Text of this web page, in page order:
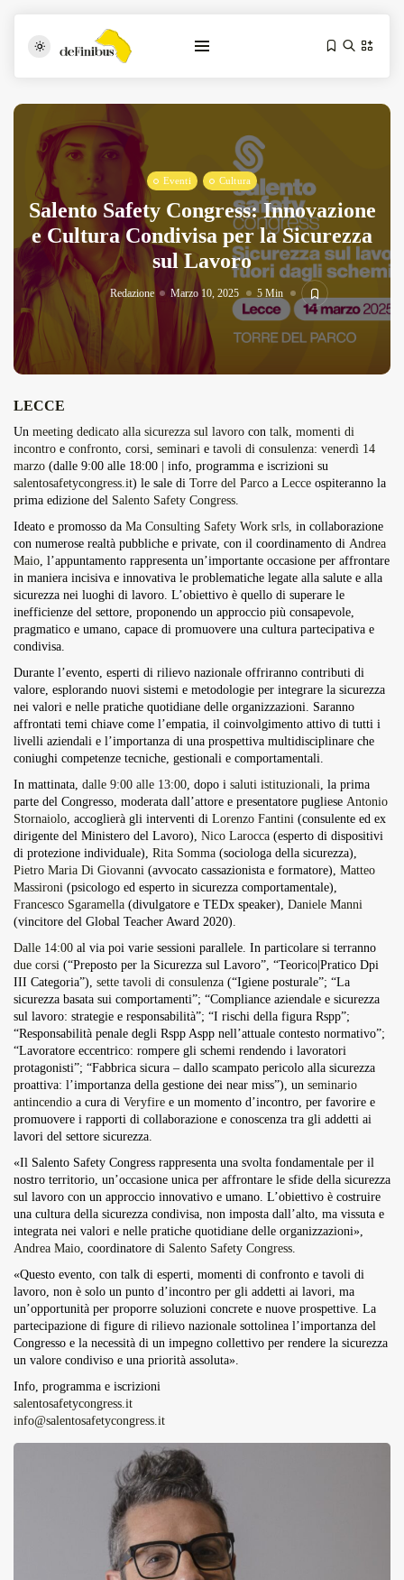
Iosonouncane A Lecce: Concerto Acustico...
Luglio 17, 2026 13 Min
Tarantarte Al Festival De Fès...
Eventi Cultura
Salento Safety Congress: Innovazione
e Cultura Condivisa per la Sicurezza
sul Lavoro
Redazione Marzo 10, 2025 5 Min
LECCE
Un meeting dedicato alla sicurezza sul lavoro con talk, momenti di
incontro e confronto, corsi, seminari e tavoli di consulenza: venerdì 14
marzo (dalle 9:00 alle 18:00 | info, programma e iscrizioni su
salentosafetycongress.it) le sale di Torre del Parco a Lecce ospiteranno la
prima edizione del Salento Safety Congress.
Ideato e promosso da Ma Consulting Safety Work srls, in collaborazione
con numerose realtà pubbliche e private, con il coordinamento di Andrea
Maio, l’appuntamento rappresenta un’importante occasione per affrontare
in maniera incisiva e innovativa le problematiche legate alla salute e alla
sicurezza nei luoghi di lavoro. L’obiettivo è quello di superare le
inefficienze del settore, proponendo un approccio più consapevole,
pragmatico e umano, capace di promuovere una cultura partecipativa e
condivisa.
Durante l’evento, esperti di rilievo nazionale offriranno contributi di
valore, esplorando nuovi sistemi e metodologie per integrare la sicurezza
nei valori e nelle pratiche quotidiane delle organizzazioni. Saranno
affrontati temi chiave come l’empatia, il coinvolgimento attivo di tutti i
livelli aziendali e l’importanza di una prospettiva multidisciplinare che
coniughi competenze tecniche, gestionali e comportamentali.
In mattinata, dalle 9:00 alle 13:00, dopo i saluti istituzionali, la prima
parte del Congresso, moderata dall’attore e presentatore pugliese Antonio
Stornaiolo, accoglierà gli interventi di Lorenzo Fantini (consulente ed ex
dirigente del Ministero del Lavoro), Nico Larocca (esperto di dispositivi
di protezione individuale), Rita Somma (sociologa della sicurezza),
Pietro Maria Di Giovanni (avvocato cassazionista e formatore), Matteo
Massironi (psicologo ed esperto in sicurezza comportamentale),
Francesco Sgaramella (divulgatore e TEDx speaker), Daniele Manni
(vincitore del Global Teacher Award 2020).
Dalle 14:00 al via poi varie sessioni parallele. In particolare si terranno
due corsi (“Preposto per la Sicurezza sul Lavoro”, “Teorico|Pratico Dpi
III Categoria”), sette tavoli di consulenza (“Igiene posturale”; “La
sicurezza basata sui comportamenti”; “Compliance aziendale e sicurezza
sul lavoro: strategie e responsabilità”; “I rischi della figura Rspp”;
“Responsabilità penale degli Rspp Aspp nell’attuale contesto normativo”;
“Lavoratore eccentrico: rompere gli schemi rendendo i lavoratori
protagonisti”; “Fabbrica sicura – dallo scampato pericolo alla sicurezza
proattiva: l’importanza della gestione dei near miss”), un seminario
antincendio a cura di Veryfire e un momento d’incontro, per favorire e
promuovere i rapporti di collaborazione e conoscenza tra gli addetti ai
lavori del settore sicurezza.
«Il Salento Safety Congress rappresenta una svolta fondamentale per il
nostro territorio, un’occasione unica per affrontare le sfide della sicurezza
sul lavoro con un approccio innovativo e umano. L’obiettivo è costruire
una cultura della sicurezza condivisa, non imposta dall’alto, ma vissuta e
integrata nei valori e nelle pratiche quotidiane delle organizzazioni»,
Andrea Maio, coordinatore di Salento Safety Congress.
«Questo evento, con talk di esperti, momenti di confronto e tavoli di
lavoro, non è solo un punto d’incontro per gli addetti ai lavori, ma
un’opportunità per proporre soluzioni concrete e nuove prospettive. La
partecipazione di figure di rilievo nazionale sottolinea l’importanza del
Congresso e la necessità di un impegno collettivo per rendere la sicurezza
un valore condiviso e una priorità assoluta».
Info, programma e iscrizioni
salentosafetycongress.it
info@salentosafetycongress.it